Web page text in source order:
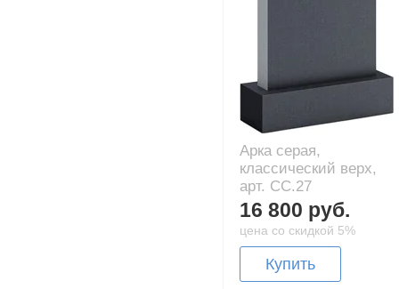
Арка серая,
классический верх,
арт. CC.27
16 800 руб.
цена со скидкой 5%
Купить